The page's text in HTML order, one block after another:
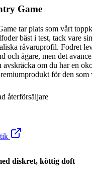
Game
tar plats som vårt
bäst i test, tack vare
råvaruprofil. Fodret
och ägare, men det
avskräcka om du har en
för den
återförsäljare
diskret, köttig doft